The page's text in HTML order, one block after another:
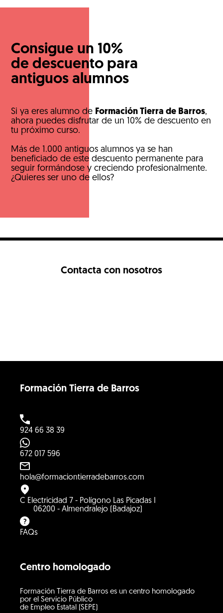
Consigue un 10%
de descuento para
antiguos alumnos
Si ya eres alumno de Formación Tierra de Barros,
ahora puedes disfrutar de un 10% de descuento en
tu próximo curso.
Más de 1.000 antiguos alumnos ya se han
beneficiado de este descuento permanente para
seguir formándose y creciendo profesionalmente.
¿Quieres ser uno de ellos?
Contacta con nosotros
Centro homologado
Formación Tierra de Barros es un centro homologado
por el Servicio Público
de Empleo Estatal (SEPE)
Formación Tierra de Barros
924 66 38 39
672 017 596
hola@formaciontierradebarros.com
C Electricidad 7 - Polígono Las Picadas I
06200 - Almendralejo (Badajoz)
FAQs